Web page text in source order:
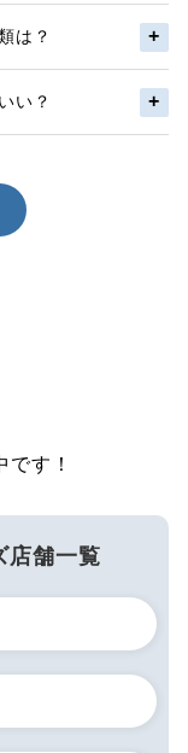
は？
い？
す！
店舗一覧